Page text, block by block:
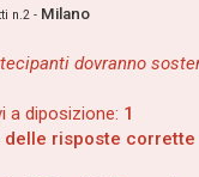
n.2 - Milano
dovranno
a diposizione: 1
delle risposte corrette